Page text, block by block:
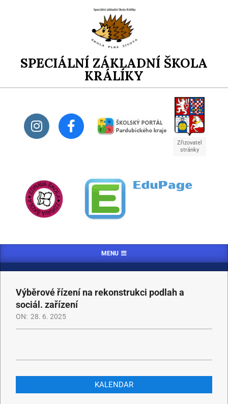
SPECIÁLNÍ ZÁKLADNÍ ŠKOLA
KRÁLÍKY
Zřizovatel
stránky
MENU
Výběrové řízení na rekonstrukci podlah a
sociál. zařízení
ON: 28. 6. 2025
KALENDAR